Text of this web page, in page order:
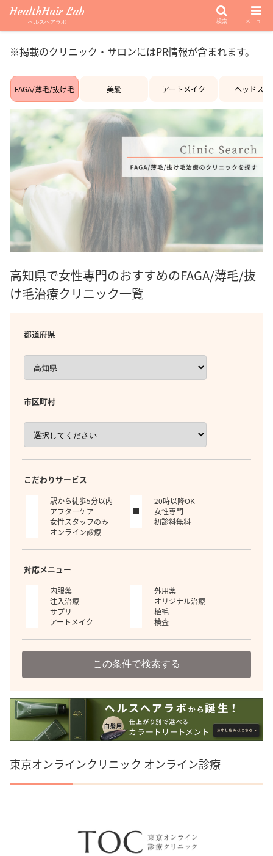
※掲載のクリニック・サロンにはPR情報が含まれます。
FAGA/薄毛/抜け毛 美髪 アートメイク ヘッドスパ
高知県で女性専門のおすすめのFAGA/薄毛/抜
け毛治療クリニック一覧
都道府県
市区町村
こだわりサービス
駅から徒歩5分以内
20時以降OK
アフターケア
女性専門
女性スタッフのみ
初診料無料
オンライン診療
対応メニュー
内服薬
外用薬
注入治療
オリジナル治療
サプリ
植毛
アートメイク
検査
この条件で検索する
東京オンラインクリニック オンライン診療
HealthHair Lab
ヘルスヘアラボ 検索 メニュー